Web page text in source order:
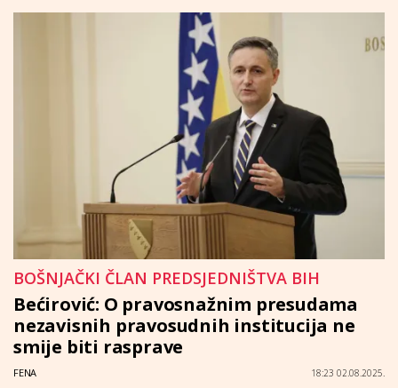
BOŠNJAČKI ČLAN PREDSJEDNIŠTVA BIH
Bećirović: O pravosnažnim presudama
nezavisnih pravosudnih institucija ne
smije biti rasprave
FENA 18:23 02.08.2025.